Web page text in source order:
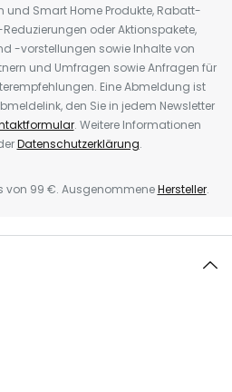
und Smart Home Produkte, Rabatt-
oder Aktionspakete,
-vorstellungen sowie Inhalte von
und Umfragen sowie Anfragen für
Eine Abmeldung ist
den Sie in jedem Newsletter
. Weitere Informationen
Datenschutzerklärung.
von 99 €. AusgenommeneHersteller.